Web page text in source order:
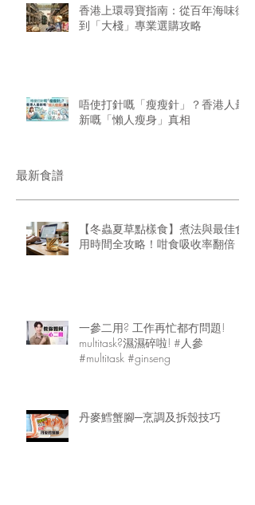
香港上環尋寶指南：從百年海味街
到「大棧」專業選購攻略
唔使打針嘅「瘦瘦針」？香港人最
新嘅「懶人瘦身」真相
最新食譜
【冬蟲夏草點樣食】煮法與最佳食
用時間全攻略！咁食吸收率翻倍
一參二用? 工作再忙都冇問題!
multitask?濕濕碎啦! #人參
#multitask #ginseng
丹麥鱈蟹腳─烹調及拆殼技巧